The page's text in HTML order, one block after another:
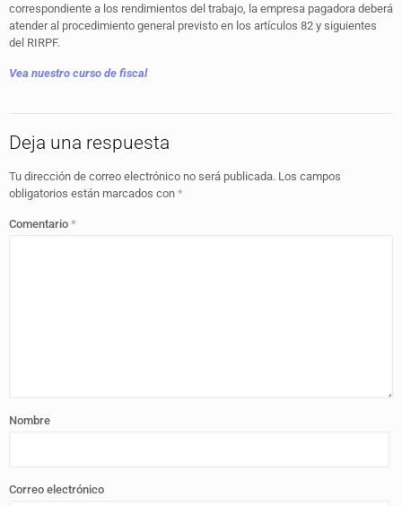
correspondiente a los rendimientos del trabajo, la empresa pagadora deberá
atender al procedimiento general previsto en los artículos 82 y siguientes
del RIRPF.
Vea nuestro curso de fiscal
Deja una respuesta
Tu dirección de correo electrónico no será publicada. Los campos
obligatorios están marcados con *
Comentario *
Nombre
Correo electrónico